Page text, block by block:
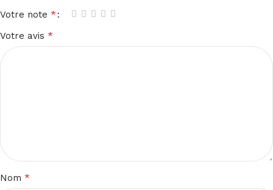
Votre note *
Votre avis *
Nom *